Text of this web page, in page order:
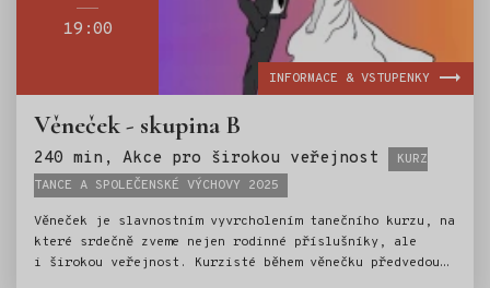
19:00
Věneček - skupina B
240 min, Akce pro širokou veřejnost Štítky:
KURZ
TANCE A SPOLEČENSKÉ VÝCHOVY 2025
Věneček je slavnostním vyvrcholením tanečního kurzu, na
které srdečně zveme nejen rodinné příslušníky, ale
i širokou veřejnost. Kurzisté během věnečku předvedou
INFORMACE & VSTUPENKY